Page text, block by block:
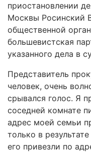
приостановлении
Москвы Росинский
общественной
большевистская
указанного дела в
Представитель
человек, очень
срывался голос. Я
соседней комнате
адрес моей семьи
только в
его привезли по